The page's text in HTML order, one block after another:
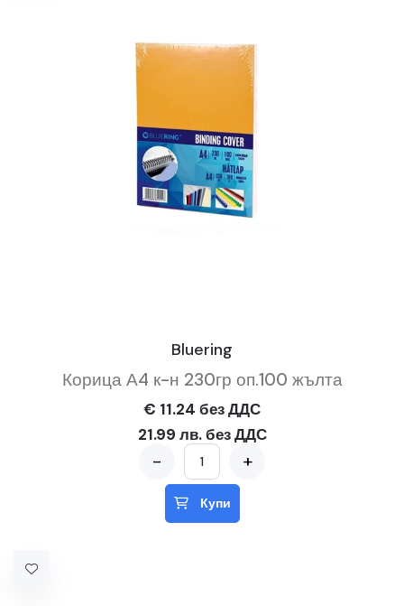
Bluering
Корица А4 к-н 230гр оп.100 жълта
€ 11.24 без ДДС
21.99 лв. без ДДС
- +
Купи